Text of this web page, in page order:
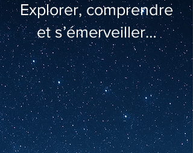
Explorer, comprendre
et s’émerveiller…